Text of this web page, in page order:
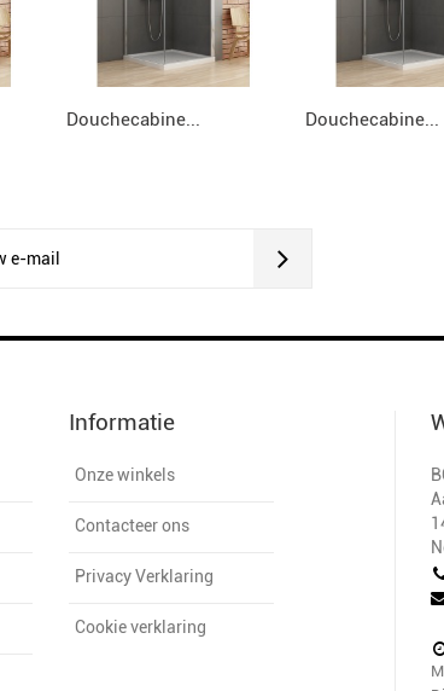
Douchecabine... Douchecabine...
Informatie
Onze winkels
Contacteer ons
Privacy Verklaring
Cookie verklaring